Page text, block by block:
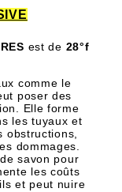
est de 28°f
comme le
poser des
Elle forme
les tuyaux et
obstructions,
dommages.
savon pour
les coûts
et peut nuire